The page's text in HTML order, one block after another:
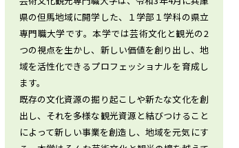
県の但馬地域に開学した、１学部１学科の県立
専門職大学です。本学では芸術文化と観光の2
つの視点を生かし、新しい価値を創り出し、地
域を活性化できるプロフェッショナルを育成し
ます。
既存の文化資源の掘り起こしや新たな文化を創
出し、それを多様な観光資源と結びつけること
によって新しい事業を創造し、地域を元気にす